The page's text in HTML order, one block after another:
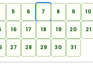
5 6 7 8 9 10
16 17 18 19 20 21
27 28 29 30 31